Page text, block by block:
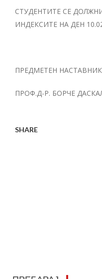
СТУДЕНТИТЕ СЕ
ИНДЕКСИТЕ НА ДЕН
ПРЕДМЕТЕН НАСТАВНИК
ПРОФ.Д-Р. БОРЧЕ
SHARE